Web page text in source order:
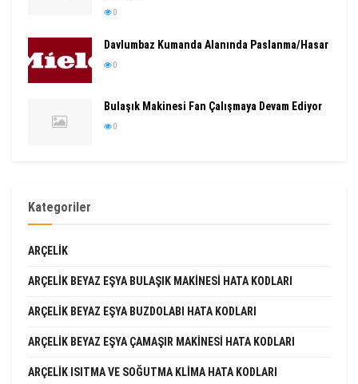
0
Davlumbaz Kumanda Alanında Paslanma/Hasar
0
Bulaşık Makinesi Fan Çalışmaya Devam Ediyor
0
Kategoriler
ARÇELIK
ARÇELIK BEYAZ EŞYA BULAŞIK MAKINESI HATA KODLARI
ARÇELIK BEYAZ EŞYA BUZDOLABI HATA KODLARI
ARÇELIK BEYAZ EŞYA ÇAMAŞIR MAKINESI HATA KODLARI
ARÇELIK ISITMA VE SOĞUTMA KLIMA HATA KODLARI